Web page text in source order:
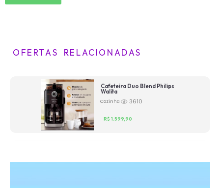
OFERTAS RELACIONADAS
Cafeteira Duo Blend Philips
Walita
Cozinha 3610
R$ 1.599,90